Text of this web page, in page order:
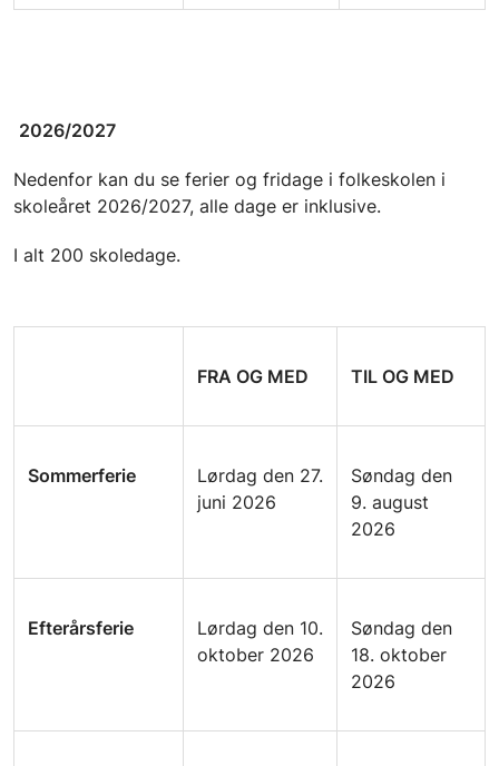
2026/2027
Nedenfor kan du se ferier og fridage i folkeskolen i
skoleåret 2026/2027, alle dage er inklusive.
I alt 200 skoledage.
FRA OG MED TIL OG MED
Sommerferie
Lørdag den 27.
juni 2026
Søndag den
9. august
2026
Efterårsferie
Lørdag den 10.
oktober 2026
Søndag den
18. oktober
2026